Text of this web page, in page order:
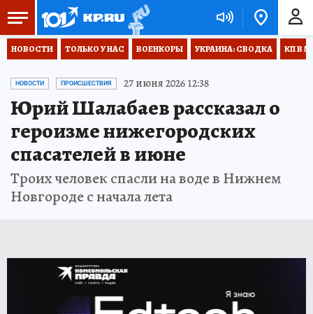
НОВОСТИ ТОЛЬКО У НАС ВОЕНКОРЫ УКРАИНА: СВОДКА КП В
НОВОСТИ ПРОИСШЕСТВИЯ 27 июня 2026 12:38
Юрий Шалабаев рассказал о
героизме нижегородских
спасателей в июне
Троих человек спасли на воде в Нижнем
Новгороде с начала лета